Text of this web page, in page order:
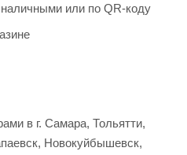
или по QR-коду
в г. Самара, Тольятти,
Новокуйбышевск,